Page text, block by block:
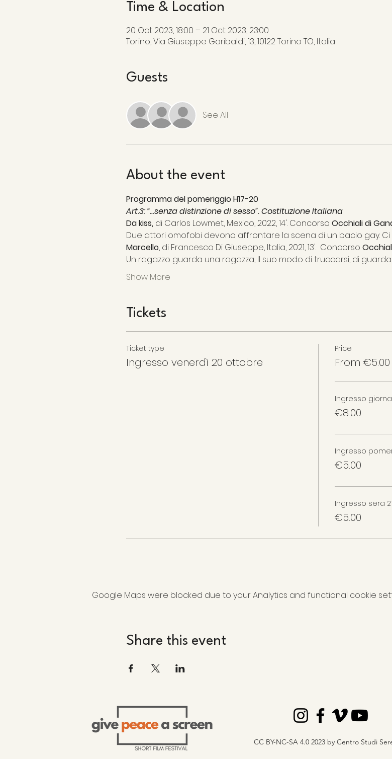
Time & Location
20 Oct 2023, 18:00 – 21 Oct 2023, 23:00
Torino, Via Giuseppe Garibaldi, 13, 10122 Torino TO, Italia
Guests
See All
About the event
Programma del pomeriggio H17-20
Art.3: “...senza distinzione di sesso”. Costituzione Italiana
Da kiss, di Carlos Lowmet, Mexico, 2022, 14'. Concorso Occhiali di
Due attori omofobi devono affrontare la scena di un bacio gay. Ci
Marcello, di Francesco Di Giuseppe, Italia, 2021, 13'.  Concorso
Un ragazzo guarda una ragazza, Il suo modo di truccarsi, di
Show More
Tickets
Ticket type
Ingresso venerdì 20 ottobre
Price
From
Ingresso
€8.00
Ingresso
€5.00
Ingresso sera
€5.00
Google Maps were blocked due to your Analytics and functional cookie
Share this event
CC BY-NC-SA 4.0 2023 by Centro Studi